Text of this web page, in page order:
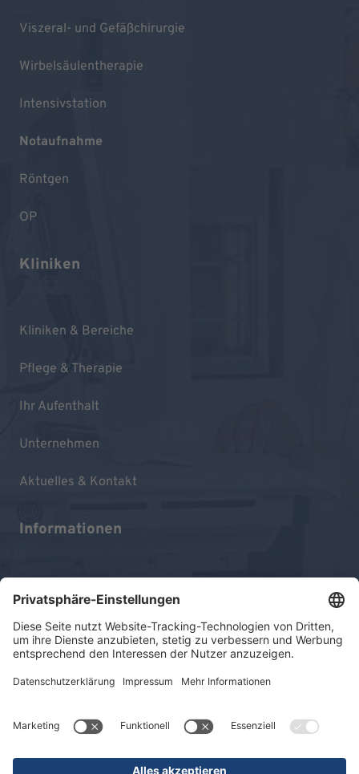
Viszeral- und Gefäßchirurgie
Wirbelsäulentherapie
Intensivstation
Notaufnahme
Röntgen
OP
Kliniken
Kliniken & Bereiche
Pflege & Therapie
Ihr Aufenthalt
Unternehmen
Aktuelles & Kontakt
Informationen
Impressum
Datenschutz
Sitemap